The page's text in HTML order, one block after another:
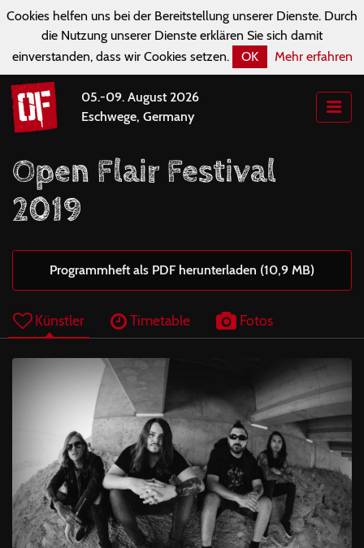
Cookies helfen uns bei der Bereitstellung unserer Dienste. Durch
die Nutzung unserer Dienste erklären Sie sich damit
einverstanden, dass wir Cookies setzen.
OK Mehr erfahren
05.-09. August 2026
Eschwege, Germany
Open Flair Festival
2019
Programmheft als PDF herunterladen (10,9 MB)
Künstler Timetable Fotos